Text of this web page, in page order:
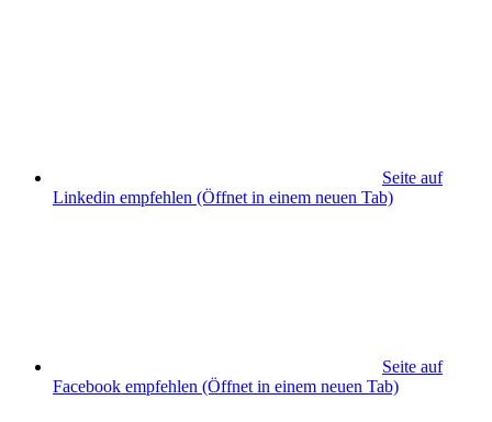
Seite auf
Linkedin empfehlen (Öffnet in einem neuen Tab)
Seite auf
Facebook empfehlen (Öffnet in einem neuen Tab)